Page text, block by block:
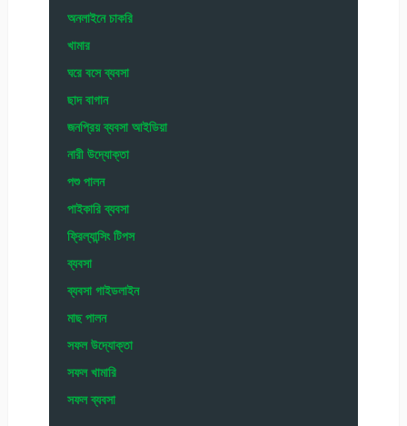
অনলাইনে চাকরি
খামার
ঘরে বসে ব্যবসা
ছাদ বাগান
জনপ্রিয় ব্যবসা আইডিয়া
নারী উদ্যোক্তা
পশু পালন
পাইকারি ব্যবসা
ফ্রিল্যান্সিং টিপস
ব্যবসা
ব্যবসা গাইডলাইন
মাছ পালন
সফল উদ্যোক্তা
সফল খামারি
সফল ব্যবসা